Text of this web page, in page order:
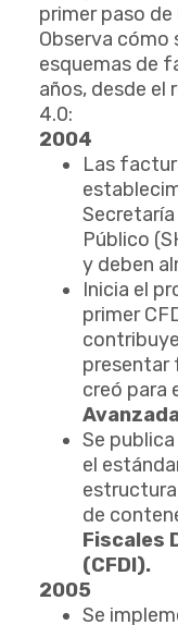
primer paso de
Observa
esquemas de
años, desde el
4.0:
2004
Las
Público
y deben
Inicia el
primer
presentar
creó para
Se
el
de
Fiscales
(CFDI).
2005
Se